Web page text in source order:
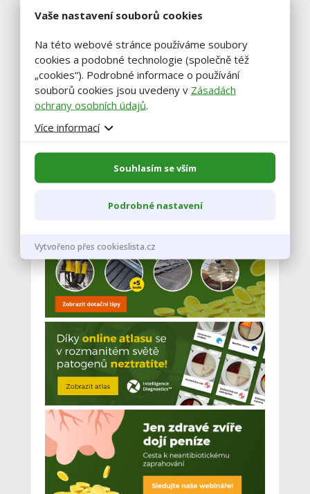
pošleme výběr těch nejzajímavější
článků.
Vaše nastavení souborů cookies
Na této webové stránce používáme soubory
cookies a podobné technologie (společně též
„cookies“). Podrobné informace o používání
souborů cookies jsou uvedeny v Zásadách
ochrany osobních údajů.
Více informací
Souhlasím se vším
Podrobné nastavení
Vytvořeno přes cookieslista.cz